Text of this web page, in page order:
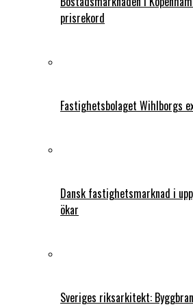
prisrekord
Fastighetsbolaget Wihlborgs
Dansk fastighetsmarknad i
ökar
Sveriges riksarkitekt: